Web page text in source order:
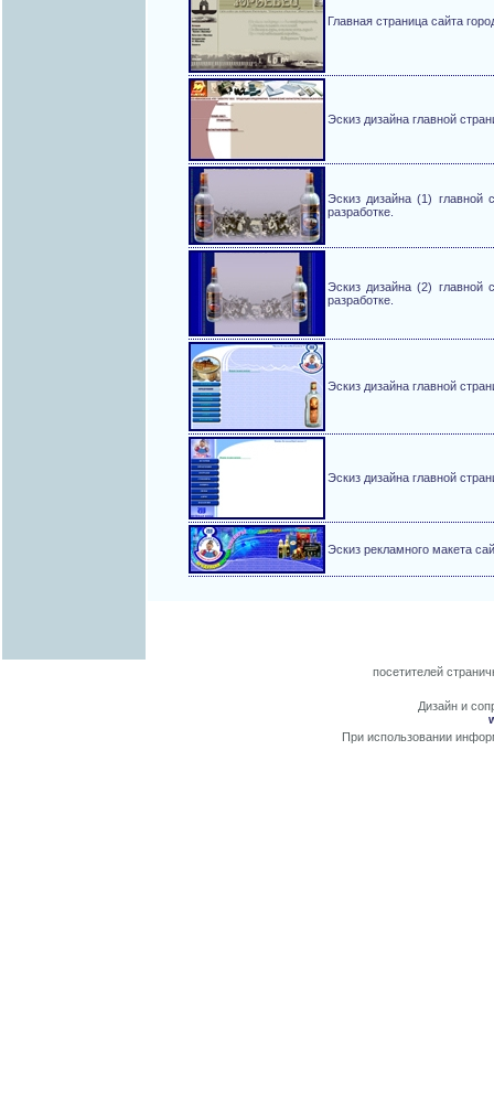
Главная страница сайта
Эскиз дизайна главной
Эскиз дизайна (1) главной
разработке.
Эскиз дизайна (2) главной
разработке.
Эскиз дизайна главной
Эскиз дизайна главной
Эскиз рекламного макета
посетителей
Дизайн и
При использовании